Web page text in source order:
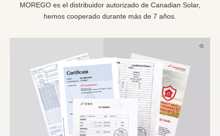
MOREGO es el distribuidor autorizado de Canadian Solar,
hemos cooperado durante más de 7 años.